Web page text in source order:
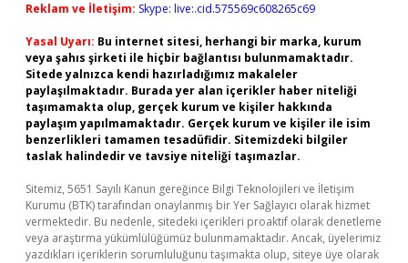
Reklam ve İletişim: Skype: live:.cid.575569c608265c69
Yasal Uyarı: Bu internet sitesi, herhangi bir marka, kurum
veya şahıs şirketi ile hiçbir bağlantısı bulunmamaktadır.
Sitede yalnızca kendi hazırladığımız makaleler
paylaşılmaktadır. Burada yer alan içerikler haber niteliği
taşımamakta olup, gerçek kurum ve kişiler hakkında
paylaşım yapılmamaktadır. Gerçek kurum ve kişiler ile isim
benzerlikleri tamamen tesadüfidir. Sitemizdeki bilgiler
taslak halindedir ve tavsiye niteliği taşımazlar.
Sitemiz, 5651 Sayılı Kanun gereğince Bilgi Teknolojileri ve İletişim
Kurumu (BTK) tarafından onaylanmış bir Yer Sağlayıcı olarak hizmet
vermektedir. Bu nedenle, sitedeki içerikleri proaktif olarak denetleme
veya araştırma yükümlülüğümüz bulunmamaktadır. Ancak, üyelerimiz
yazdıkları içeriklerin sorumluluğunu taşımakta olup, siteye üye olarak